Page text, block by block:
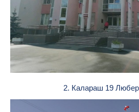
2. Калараш 19